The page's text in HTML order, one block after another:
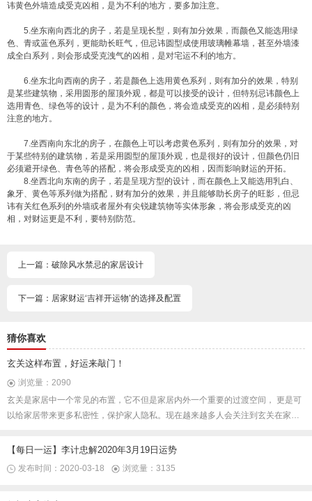
讳黄色外墙造成受克凶相，是为不利的地方，要多加注意。
5.坐东南向西北的房子，若是呈现长型，则有加分效果，而颜色又能选用绿
色、青或蓝色系列，更能助长旺气，但忌讳圆型成使用玻璃帷幕墙，甚至外墙漆
成全白系列，则会形成受克洩气的凶相，是对宅运不利的地方。
6.坐东北向西南的房子，若是颜色上选用黄色系列，则有加分的效果，特别
是某些建筑物，采用圆形的屋顶外观，都是可以接受的设计，但特别忌讳颜色上
选用青色、绿色等的设计，是为不利的颜色，将会造成受克的凶相，是必须特别
注意的地方。
7.坐西南向东北的房子，在颜色上可以考虑黄色系列，则有加分的效果，对
于某些特别的建筑物，若是采用圆型的屋顶外观，也是很好的设计，但颜色仍旧
必须避开绿色、青色等的搭配，将会形成受克的凶相，因而影响财运的开拓。
8.坐西北向东南的房子，若是呈现方型的设计，而在颜色上又能选用乳白、
象牙、黄色等系列做为搭配，财有加分的效果，并且能够助长房子的旺影，但忌
讳有关红色系列的外墙或者屋外有尖锐建筑物等实体形象，将会形成受克的凶
相，对财运更是不利，要特别防范。
上一篇：破除风水禁忌的家居设计
下一篇：居家财运‘吉祥开运物’的选择及配置
猜你喜欢
玄关这样布置，好运来敲门！
浏览量：2090
玄关是家居中一个常见的布置，它不但是家居内外一个重要的过渡空间， 更是可
以给家居带来更多私密性，保护家人隐私。现在越来越多人会关注到玄关在家居
玄关布置，会让好运来敲门。喜欢作者的分享，关注公众号：乾易国学。
【每日一运】李计忠解2020年3月19日运势
发布时间：2020-03-18 浏览量：3135